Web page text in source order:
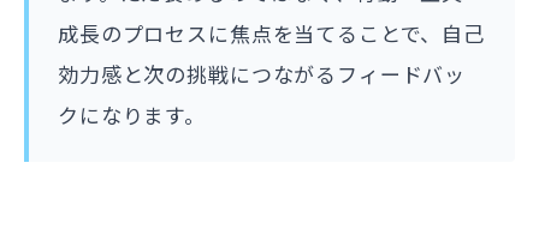
成長のプロセスに焦点を当てることで、自己
効力感と次の挑戦につながるフィードバッ
クになります。